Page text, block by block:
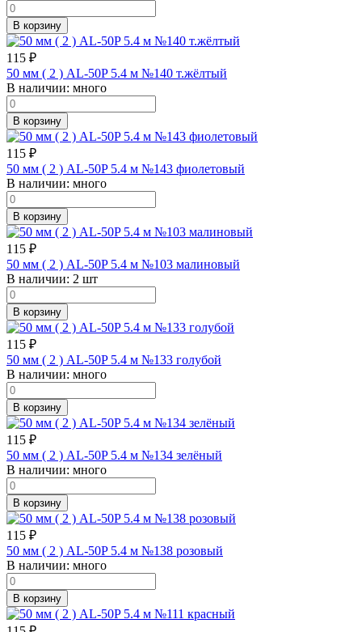
В корзину
115 ₽
50 мм ( 2 ) AL-50P 5.4 м №140 т.жёлтый
В наличии: много
В корзину
115 ₽
50 мм ( 2 ) AL-50P 5.4 м №143 фиолетовый
В наличии: много
В корзину
115 ₽
50 мм ( 2 ) AL-50P 5.4 м №103 малиновый
В наличии: 2 шт
В корзину
115 ₽
50 мм ( 2 ) AL-50P 5.4 м №133 голубой
В наличии: много
В корзину
115 ₽
50 мм ( 2 ) AL-50P 5.4 м №134 зелёный
В наличии: много
В корзину
115 ₽
50 мм ( 2 ) AL-50P 5.4 м №138 розовый
В наличии: много
В корзину